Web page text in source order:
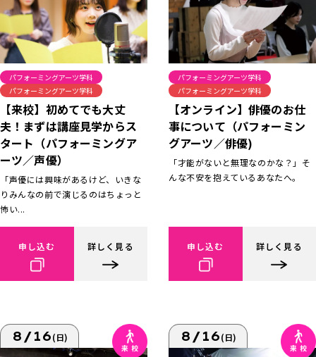
パフォーミングアーツ学科
パフォーミングアーツ学科
【来校】初めてでも大丈
夫！まずは講座見学からス
タート（パフォーミングア
ーツ／声優）
「声優には興味があるけど、いきな
りみんなの前で演じるのはちょっと
怖い...
申し込む 詳しく見る
パフォーミングアーツ学科
パフォーミングアーツ学科
【オンライン】俳優のお仕
事について（パフォーミン
グアーツ／俳優)
「才能がないと無理なのかな？」そ
んな不安を抱えているあなたへ。
申し込む 詳しく見る
8/16(日) 8/16(日)